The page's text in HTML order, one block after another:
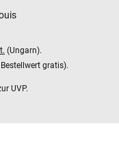
(Ungarn).
gratis).
UVP.